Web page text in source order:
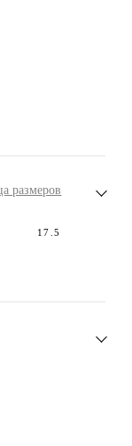
размеров
17.5